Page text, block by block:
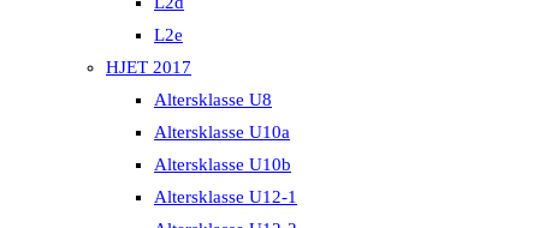
L2e
HJET 2017
Altersklasse U8
Altersklasse U10a
Altersklasse U10b
Altersklasse U12-1